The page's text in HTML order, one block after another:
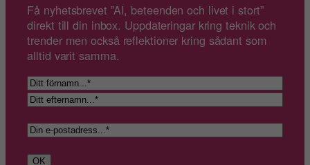
Få nyhetsbrevet ”AI, beteenden och livet i stort”
direkt till din inbox. Uppdateringar kring teknik och
trender men också reflektioner kring sådant som
alltid varit samma.
N
a
m
n
F
ö
r
n
a
f
e
E
-
pOK